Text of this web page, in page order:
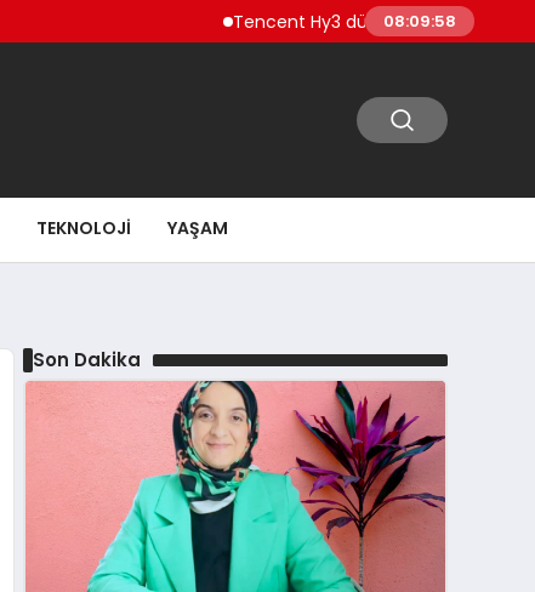
Tencent Hy3 dünya genelinde kullanıma
08:09:59
TEKNOLOJI YAŞAM
Son Dakika